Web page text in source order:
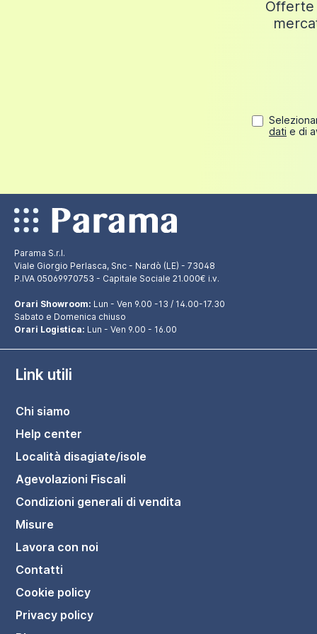
Offerte
dati e di
Parama S.r.l.
Viale Giorgio Perlasca, Snc - Nardò (LE) - 73048
P.IVA 05069970753 - Capitale Sociale 21.000€ i.v.
Orari Showroom: Lun - Ven 9.00 -13 / 14.00-17.30
Sabato e Domenica chiuso
Orari Logistica: Lun - Ven 9.00 - 16.00
Link utili
Chi siamo
Help center
Località disagiate/isole
Agevolazioni Fiscali
Condizioni generali di vendita
Misure
Lavora con noi
Contatti
Cookie policy
Privacy policy